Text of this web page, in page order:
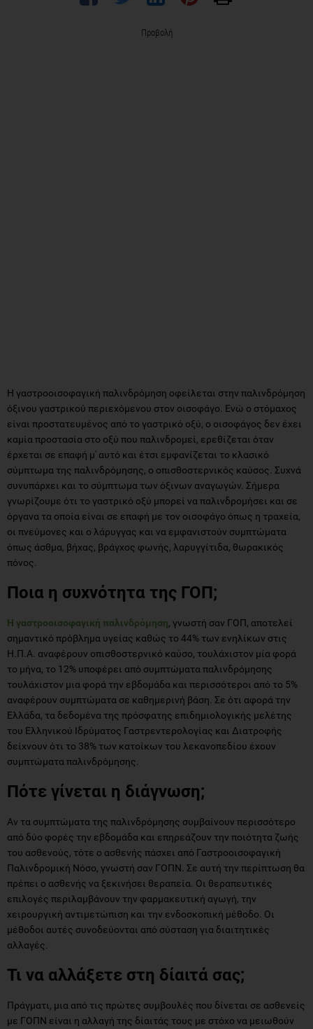
Προβολή
Η γαστροοισοφαγική παλινδρόμηση οφείλεται στην παλινδρόμηση
όξινου γαστρικού περιεχόμενου στον οισοφάγο. Ενώ ο στόμαχος
είναι προστατευμένος από το γαστρικό οξύ, ο οισοφάγος δεν έχει
καμία προστασία στο οξύ που παλινδρομεί, ερεθίζεται όταν
έρχεται σε επαφή μ' αυτό και έτσι εμφανίζεται το κλασικό
σύμπτωμα της παλινδρόμησης, ο οπισθοστερνικός καύσος. Συχνά
συνυπάρχει και το σύμπτωμα των όξινων αναγωγών. Σήμερα
γνωρίζουμε ότι το γαστρικό οξύ μπορεί να παλινδρομήσει και σε
όργανα τα οποία είναι σε επαφή με τον οισοφάγο όπως η τραχεία,
οι πνεύμονες και ο λάρυγγας και να εμφανιστούν συμπτώματα
όπως άσθμα, βήχας, βράγχος φωνής, λαρυγγίτιδα, θωρακικός
πόνος.
Ποια η συχνότητα της ΓΟΠ;
Η γαστροοισοφαγική παλινδρόμηση, γνωστή σαν ΓΟΠ, αποτελεί
σημαντικό πρόβλημα υγείας καθώς το 44% των ενηλίκων στις
Η.Π.Α. αναφέρουν οπισθοστερνικό καύσο, τουλάχιστον μία φορά
το μήνα, το 12% υποφέρει από συμπτώματα παλινδρόμησης
τουλάχιστον μια φορά την εβδομάδα και περισσότεροι από το 5%
αναφέρουν συμπτώματα σε καθημερινή βάση. Σε ότι αφορά την
Ελλάδα, τα δεδομένα της πρόσφατης επιδημιολογικής μελέτης
του Ελληνικού Ιδρύματος Γαστρεντερολογίας και Διατροφής
δείχνουν ότι το 38% των κατοίκων του λεκανοπεδίου έχουν
συμπτώματα παλινδρόμησης.
Πότε γίνεται η διάγνωση;
Αν τα συμπτώματα της παλινδρόμησης συμβαίνουν περισσότερο
από δύο φορές την εβδομάδα και επηρεάζουν την ποιότητα ζωής
του ασθενούς, τότε ο ασθενής πάσχει από Γαστροοισοφαγική
Παλινδρομική Νόσο, γνωστή σαν ΓΟΠΝ. Σε αυτή την περίπτωση θα
πρέπει ο ασθενής να ξεκινήσει θεραπεία. Οι θεραπευτικές
επιλογές περιλαμβάνουν την φαρμακευτική αγωγή, την
χειρουργική αντιμετώπιση και την ενδοσκοπική μέθοδο. Οι
μέθοδοι αυτές συνοδεύονται από σύσταση για διαιτητικές
αλλαγές.
Τι να αλλάξετε στη δίαιτά σας;
Πράγματι, μια από τις πρώτες συμβουλές που δίνεται σε ασθενείς
με ΓΟΠΝ είναι η αλλαγή της δίαιτάς τους με στόχο να μειωθούν